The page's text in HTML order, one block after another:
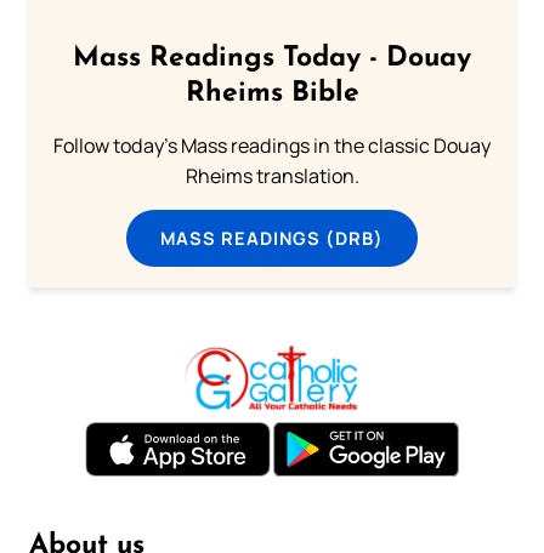
Mass Readings Today - Douay
Rheims Bible
Follow today's Mass readings in the classic Douay
Rheims translation.
MASS READINGS (DRB)
About us